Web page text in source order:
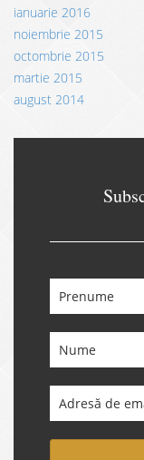
ianuarie 2016
noiembrie 2015
octombrie 2015
martie 2015
august 2014